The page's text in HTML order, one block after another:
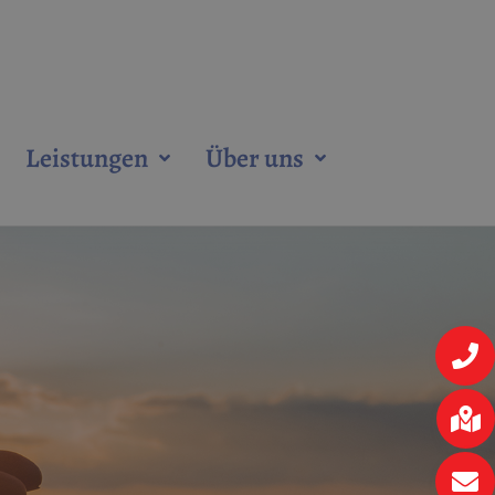
Leistungen Über uns